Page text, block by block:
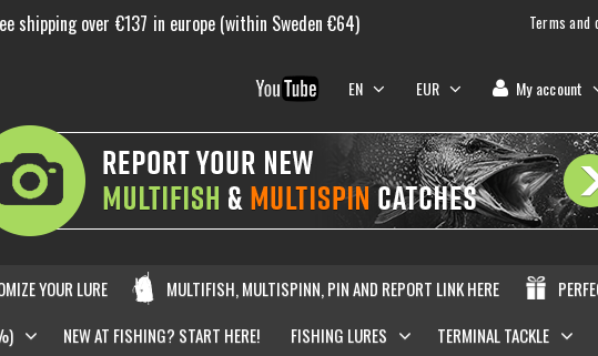
shipping over €137 in europe (within Sweden €64) Terms and
EN EUR My account
YOUR LURE MULTIFISH, MULTISPINN, PIN AND REPORT LINK HERE
NEW AT FISHING? START HERE! FISHING LURES TERMINAL TACKLE